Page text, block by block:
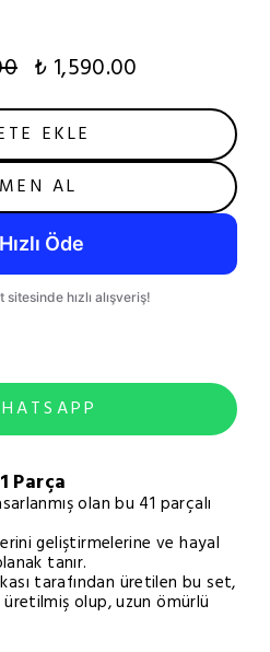
₺ 1,590.00
EKLE
AL
Parça
olan bu 41 parçalı
geliştirmelerine ve hayal
tanır.
tarafından üretilen bu set,
üretilmiş olup, uzun ömürlü